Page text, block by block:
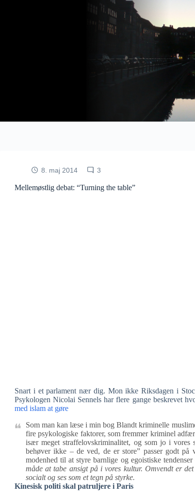
8. maj 2014 3
Mellemøstlig debat: “Turning the table”
Snart i et parlament nær dig. Mon ikke Riksdagen i
Psykologen Nicolai Sennels har flere gange beskrevet
med islam at gøre
Som man kan læse i min bog Blandt kriminelle
fire psykologiske faktorer, som fremmer kriminel
især meget straffelovskriminalitet, og som jo i vores
behøver ikke – de ved, de er store” passer godt
modenhed til at styre barnlige og egoistiske tendenser
måde at tabe ansigt på i vores kultur. Omvendt er
socialt og ses som et tegn på styrke.
Kinesisk politi skal patruljere i Paris